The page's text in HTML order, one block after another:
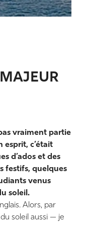
vraiment partie
esprit, c’était
d’ados et des
festifs, quelques
venus
soleil.
Alors, par
soleil aussi — je